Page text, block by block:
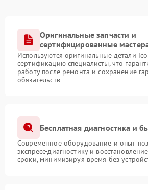
Оригинальные запчасти и
сертифицированные
Используются оригинальные детали
сертификацию специалисты, что
работу после ремонта и сохранение
обязательств
Бесплатная диагностика и
Современное оборудование и опыт
экспресс-диагностику и
сроки, минимизируя время без